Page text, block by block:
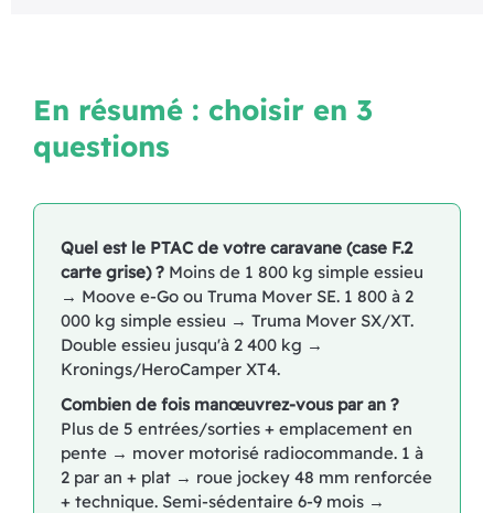
En résumé : choisir en 3
questions
Quel est le PTAC de votre caravane (case F.2
carte grise) ? Moins de 1 800 kg simple essieu
→ Moove e-Go ou Truma Mover SE. 1 800 à 2
000 kg simple essieu → Truma Mover SX/XT.
Double essieu jusqu'à 2 400 kg →
Kronings/HeroCamper XT4.
Combien de fois manœuvrez-vous par an ?
Plus de 5 entrées/sorties + emplacement en
pente → mover motorisé radiocommande. 1 à
2 par an + plat → roue jockey 48 mm renforcée
+ technique. Semi-sédentaire 6-9 mois →